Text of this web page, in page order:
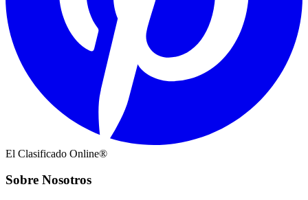
El Clasificado Online®
Sobre Nosotros